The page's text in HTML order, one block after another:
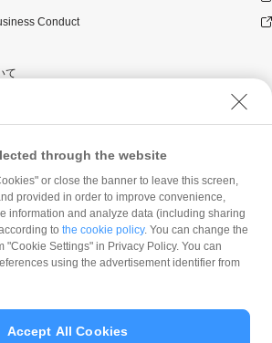
Conduct
て
する当社の考え方
through the website
or close the banner to leave this screen,
provided in order to improve convenience,
information and analyze data (including sharing
to the cookie policy. You can change the
"Cookie Settings" in Privacy Policy. You can
using the advertisement identifier from
Accept All Cookies